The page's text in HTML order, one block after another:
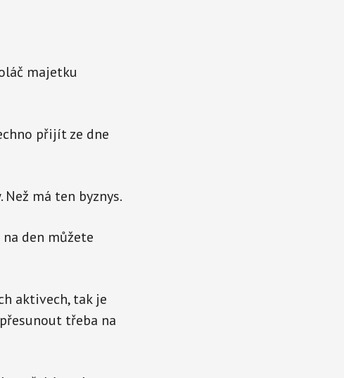
majetku
přijít ze dne
má ten byznys.
den můžete
aktivech, tak je
třeba na